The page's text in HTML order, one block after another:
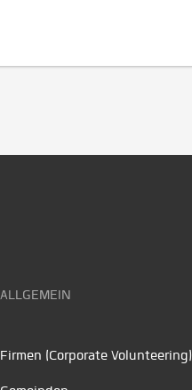
ALLGEMEIN
Firmen (Corporate Volunteering)